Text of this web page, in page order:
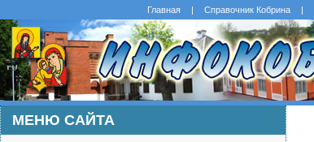
Главная | Справочник Кобрина |
МЕНЮ САЙТА